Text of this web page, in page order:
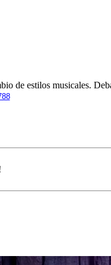
de estilos musicales.